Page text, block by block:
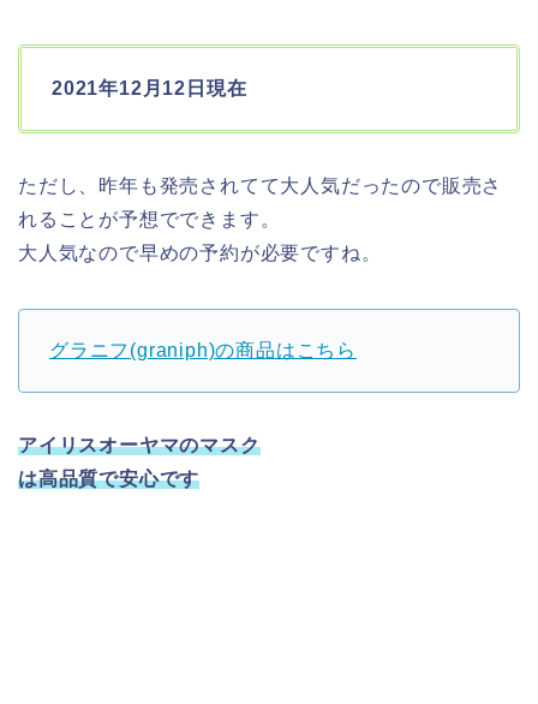
2021年12月12日現在
ただし、昨年も発売されてて大人気だったので販売さ
れることが予想でできます。
大人気なので早めの予約が必要ですね。
グラニフ(graniph)の商品はこちら
アイリスオーヤマのマスク
は高品質で安心です